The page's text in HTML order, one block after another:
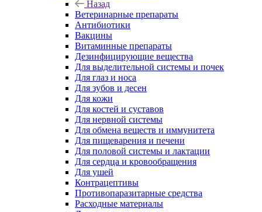
Назад
Ветеринарные препараты
Антибиотики
Вакцины
Витаминные препараты
Дезинфицирующие вещества
Для выделительной системы и почек
Для глаз и носа
Для зубов и десен
Для кожи
Для костей и суставов
Для нервной системы
Для обмена веществ и иммунитета
Для пищеварения и печени
Для половой системы и лактации
Для сердца и кровообращения
Для ушей
Контрацептивы
Противопаразитарные средства
Расходные материалы